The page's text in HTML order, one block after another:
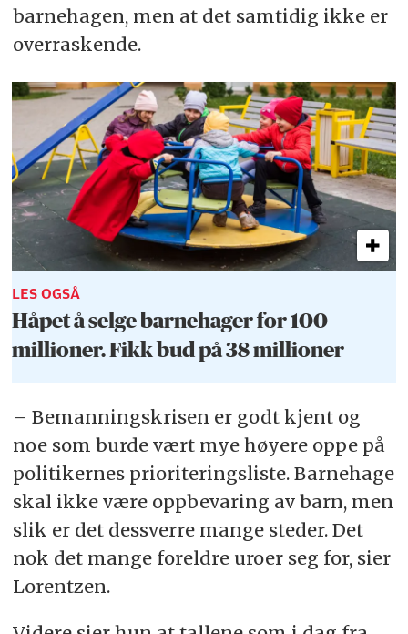
barnehagen, men at det samtidig ikke er
overraskende.
LES OGSÅ
Håpet å selge barnehager for 100
millioner. Fikk bud på 38 millioner
– Bemanningskrisen er godt kjent og
noe som burde vært mye høyere oppe på
politikernes prioriteringsliste. Barnehage
skal ikke være oppbevaring av barn, men
slik er det dessverre mange steder. Det
nok det mange foreldre uroer seg for, sier
Lorentzen.